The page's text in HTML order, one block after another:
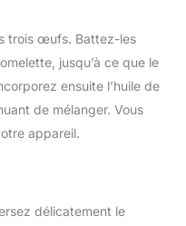
trois œufs. Battez-les
jusqu’à ce que le
ensuite l’huile de
de mélanger. Vous
appareil.
délicatement le